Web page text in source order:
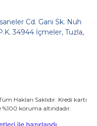
Cd. Gani Sk. Nuh
34944 İçmeler, Tuzla,
Hakları Saklıdır. Kredi kartı
koruma altındadır.